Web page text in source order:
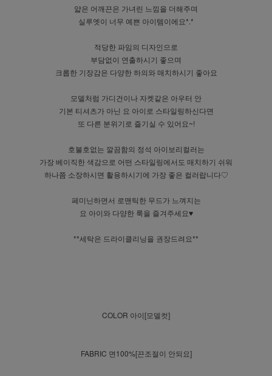
얇은 어깨끈은 가녀린 느낌을 더해주며
실루엣이 너무 예쁜 아이템이에요*.*
적당한 파임의 디자인으로
부담없이 연출하시기 좋으며
크롭한 기장감은 다양한 하의와 매치하시기 좋아요
모델처럼 가디건이나 자켓같은 아우터 안
기본 티셔츠가 아닌 요 아이로 스타일링하신다면
또 다른 분위기로 즐기실 수 있어요~!
호불호없는 깔끔함의 정석 아이보리컬러는
가장 베이직한 색감으로 어떤 스타일링에서도 매치하기 쉬워
하나쯤 소장하시면 활용하시기에 가장 좋은 컬러랍니다♡
페미닌하면서 로맨틱한 무드가 느껴지는
요 아이와 다양한 룩을 즐겨주세요♥
**세탁은 드라이클리닝을 권장드려요**
COLOR 아이[모델컷]
FABRIC 면100%[끈조절이 안되요]